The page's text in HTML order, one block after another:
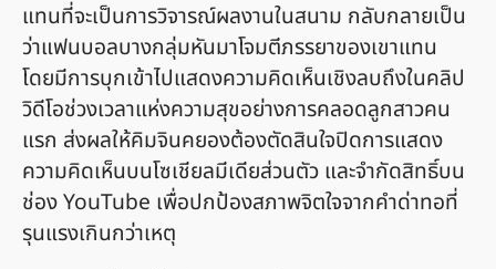
แทนที่จะเป็นการวิจารณ์ผลงานในสนาม กลับกลายเป็น
ว่าแฟนบอลบางกลุ่มหันมาโจมตีภรรยาของเขาแทน
โดยมีการบุกเข้าไปแสดงความคิดเห็นเชิงลบถึงในคลิป
วิดีโอช่วงเวลาแห่งความสุขอย่างการคลอดลูกสาวคน
แรก ส่งผลให้คิมจินคยองต้องตัดสินใจปิดการแสดง
ความคิดเห็นบนโซเชียลมีเดียส่วนตัว และจำกัดสิทธิ์บน
ช่อง YouTube เพื่อปกป้องสภาพจิตใจจากคำด่าทอที่
รุนแรงเกินกว่าเหตุ